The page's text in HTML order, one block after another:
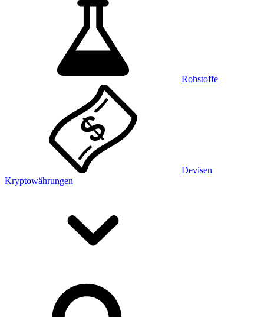
Rohstoffe
Devisen
Kryptowährungen